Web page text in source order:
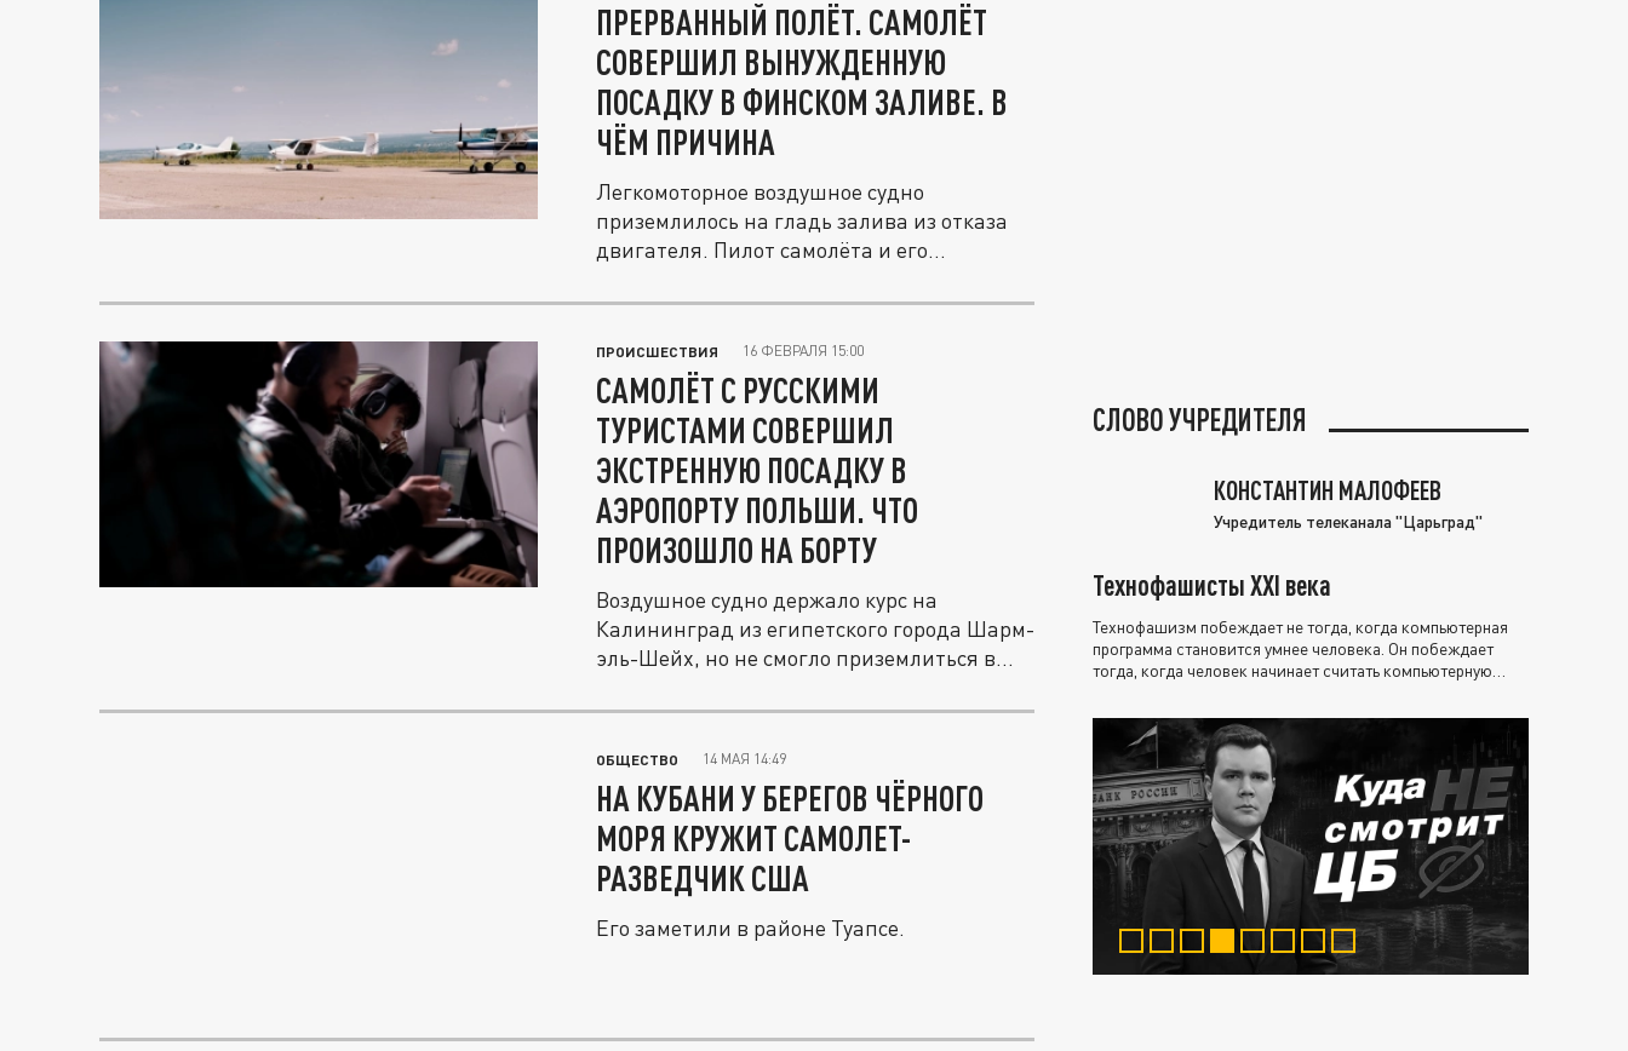
ПРЕРВАННЫЙ ПОЛЁТ. САМОЛЁТ
СОВЕРШИЛ ВЫНУЖДЕННУЮ
ПОСАДКУ В ФИНСКОМ ЗАЛИВЕ. В
ЧЁМ ПРИЧИНА
Легкомоторное воздушное судно
приземлилось на гладь залива из отказа
двигателя. Пилот самолёта и его
ПРОИСШЕСТВИЯ 16 ФЕВРАЛЯ 15:00
САМОЛЁТ С РУССКИМИ
ТУРИСТАМИ СОВЕРШИЛ
ЭКСТРЕННУЮ ПОСАДКУ В
АЭРОПОРТУ ПОЛЬШИ. ЧТО
ПРОИЗОШЛО НА БОРТУ
Воздушное судно держало курс на
Калининград из египетского города Шарм-
эль-Шейх, но не смогло приземлиться в...
ОБЩЕСТВО 14 МАЯ 14:49
НА КУБАНИ У БЕРЕГОВ ЧЁРНОГО
МОРЯ КРУЖИТ САМОЛЕТ-
РАЗВЕДЧИК США
Его заметили в районе Туапсе.
СЛОВО УЧРЕДИТЕЛЯ
КОНСТАНТИН МАЛОФЕЕВ
Учредитель телеканала "Царьград"
Технофашисты XXI века
Технофашизм побеждает не тогда, когда компьютерная
программа становится умнее человека. Он побеждает
тогда, когда человек начинает считать компьютерную